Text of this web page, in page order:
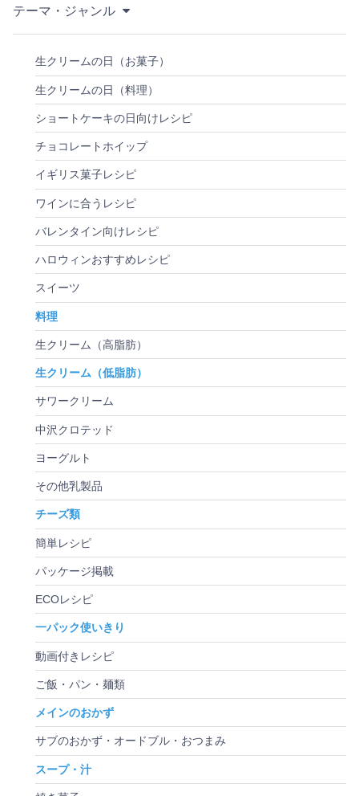
テーマ・ジャンル
生クリームの日（お菓子）
生クリームの日（料理）
ショートケーキの日向けレシピ
チョコレートホイップ
イギリス菓子レシピ
ワインに合うレシピ
バレンタイン向けレシピ
ハロウィンおすすめレシピ
スイーツ
料理
生クリーム（高脂肪）
生クリーム（低脂肪）
サワークリーム
中沢クロテッド
ヨーグルト
その他乳製品
チーズ類
簡単レシピ
パッケージ掲載
ECOレシピ
一パック使いきり
動画付きレシピ
ご飯・パン・麺類
メインのおかず
サブのおかず・オードブル・おつまみ
スープ・汁